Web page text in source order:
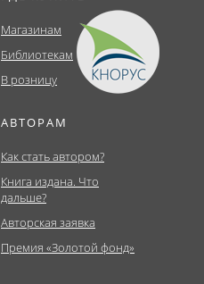
Магазинам
Библиотекам
В розницу
АВТОРАМ
Как стать автором?
Книга издана. Что
дальше?
Авторская заявка
Премия «Золотой фонд»